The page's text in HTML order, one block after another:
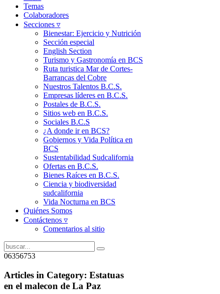
Temas
Colaboradores
Secciones ▿
Bienestar: Ejercicio y Nutrición
Sección especial
English Section
Turismo y Gastronomía en BCS
Ruta turistica Mar de Cortes-
Barrancas del Cobre
Nuestros Talentos B.C.S.
Empresas líderes en B.C.S.
Postales de B.C.S.
Sitios web en B.C.S.
Sociales B.C.S
¿A donde ir en BCS?
Gobiernos y Vida Política en
BCS
Sustentabilidad Sudcalifornia
Ofertas en B.C.S.
Bienes Raíces en B.C.S.
Ciencia y biodiversidad
sudcalifornia
Vida Nocturna en BCS
Quiénes Somos
Contáctenos ▿
Comentarios al sitio
06356753
Articles in Category: Estatuas
en el malecon de La Paz